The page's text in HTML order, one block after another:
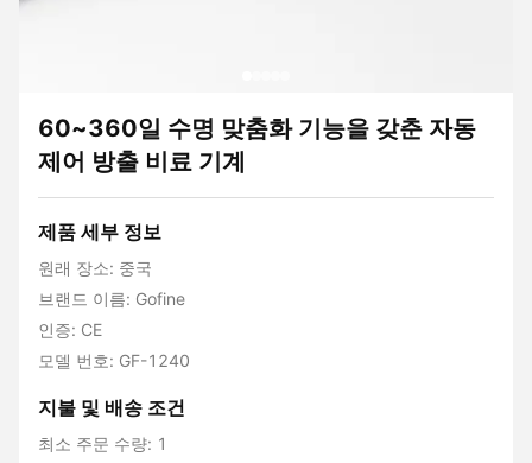
60~360일 수명 맞춤화 기능을 갖춘 자동
제어 방출 비료 기계
제품 세부 정보
원래 장소: 중국
브랜드 이름: Gofine
인증: CE
모델 번호: GF-1240
지불 및 배송 조건
최소 주문 수량: 1